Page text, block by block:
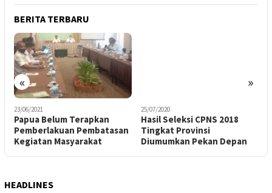
BERITA TERBARU
« »
23/06/2021
Papua Belum Terapkan
Pemberlakuan Pembatasan
Kegiatan Masyarakat
25/07/2020
Hasil Seleksi CPNS 2018
Tingkat Provinsi
Diumumkan Pekan Depan
HEADLINES